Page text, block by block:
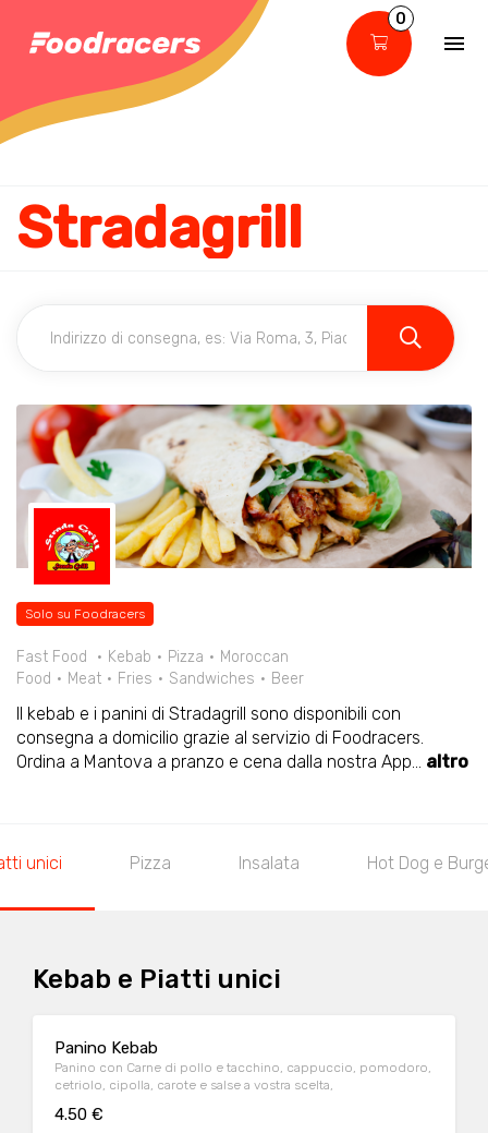
0
Stradagrill
Solo su Foodracers
Fast Food Kebab Pizza
Moroccan
Food
Meat Fries Sandwiches Beer
Il kebab e i panini di Stradagrill sono disponibili con
consegna a domicilio grazie al servizio di Foodracers.
Ordina a Mantova a pranzo e cena dalla nostra App... altro
unici Pizza Insalata Hot Dog e
Kebab e Piatti unici
Panino Kebab
Panino con Carne di pollo e tacchino, cappuccio, pomodoro,
cetriolo, cipolla, carote e salse a vostra scelta,
4.50 €